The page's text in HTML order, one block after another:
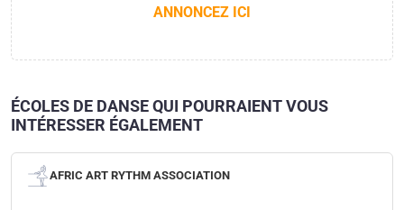
ANNONCEZ ICI
ÉCOLES DE DANSE QUI POURRAIENT VOUS
INTÉRESSER ÉGALEMENT
AFRIC ART RYTHM ASSOCIATION